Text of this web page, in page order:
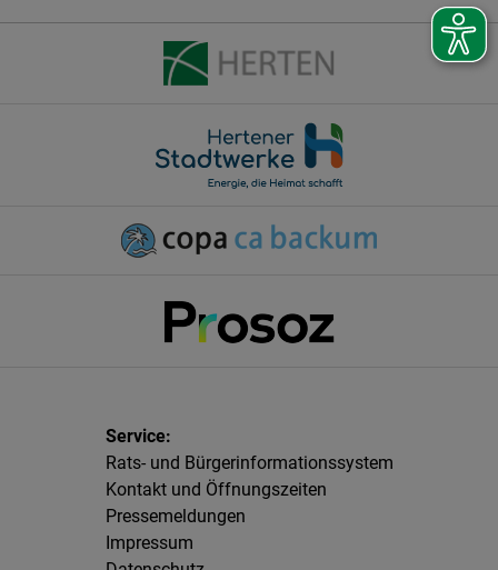
Rats- und Bürgerinformationssystem
Kontakt und Öffnungszeiten
Pressemeldungen
Impressum